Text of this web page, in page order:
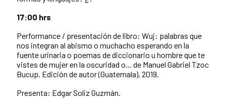
17:00 hrs
Performance / presentación de libro: Wuj: palabras que
nos integran al abismo o muchacho esperando en la
fuente urinaria o poemas de diccionario u hombre que te
vistes de mujer en la oscuridad o... de Manuel Gabriel Tzoc
Bucup. Edición de autor (Guatemala), 2019.
Presenta: Edgar Soliz Guzmán.